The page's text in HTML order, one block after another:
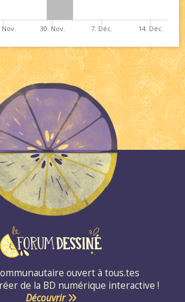
Nov. 30. Nov. 7. Déc. 14. Déc.
ouvert à tous.tes
de la BD numérique interactive !
Découvrir